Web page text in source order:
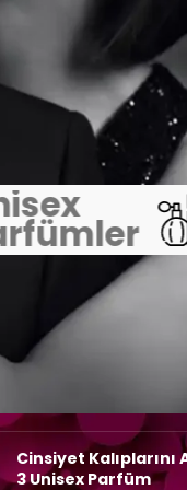
Parfüm Notalarına
Karakter Analizi:
Cinsiyet Kalıplarını
3 Unisex Parfüm